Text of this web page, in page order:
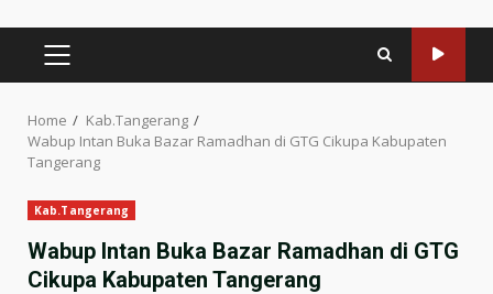
PRIMARY
MENU
Home
Kab.Tangerang
Wabup Intan Buka Bazar Ramadhan di GTG Cikupa Kabupaten
Tangerang
Kab.Tangerang
Wabup Intan Buka Bazar Ramadhan di GTG
Cikupa Kabupaten Tangerang